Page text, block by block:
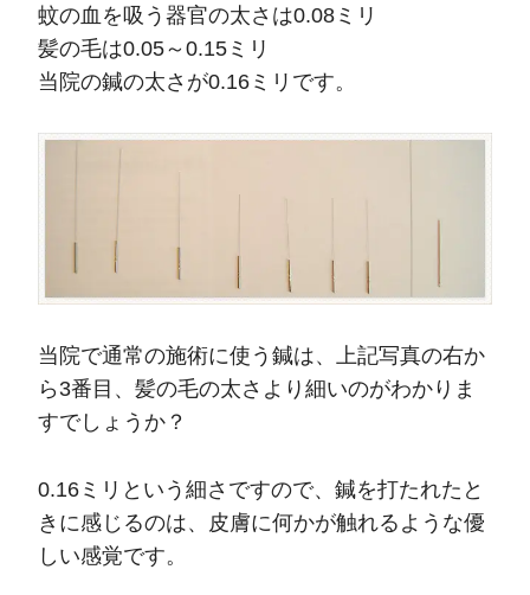
蚊の血を吸う器官の太さは0.08ミリ
髪の毛は0.05～0.15ミリ
当院の鍼の太さが0.16ミリです。
当院で通常の施術に使う鍼は、上記写真の右か
ら3番目、髪の毛の太さより細いのがわかりま
すでしょうか？
0.16ミリという細さですので、鍼を打たれたと
きに感じるのは、皮膚に何かが触れるような優
しい感覚です。